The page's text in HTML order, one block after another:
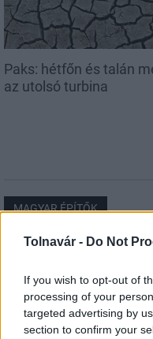
Tolnavár - Do Not
If you wish to opt-out of
processing of your
targeted advertising by
section to confirm your
Paks: hétfőn és talán
az utolsó turbina
MAGYAR ÉPÍTŐK